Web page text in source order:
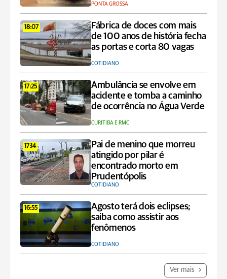
PONTA GROSSA
18:07
Fábrica de doces com mais
de 100 anos de história fecha
as portas e corta 80 vagas
COTIDIANO
17:25
Ambulância se envolve em
acidente e tomba a caminho
de ocorrência no Água Verde
CURITIBA E RMC
17:14
Pai de menino que morreu
atingido por pilar é
encontrado morto em
Prudentópolis
COTIDIANO
16:55
Agosto terá dois eclipses;
saiba como assistir aos
fenômenos
COTIDIANO
Ver mais